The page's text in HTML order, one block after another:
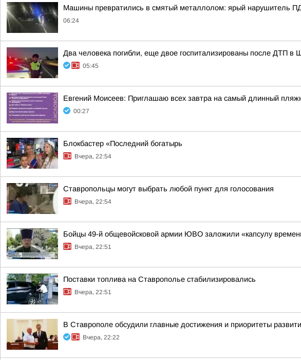
Машины превратились в смятый металлолом: ярый нарушитель
06:24
Два человека погибли, еще двое госпитализированы после ДТП в
05:45
Евгений Моисеев: Приглашаю всех завтра на самый длинный
00:27
Блокбастер «Последний богатырь
Вчера, 22:54
Ставропольцы могут выбрать любой пункт для голосования
Вчера, 22:54
Бойцы 49-й общевойсковой армии ЮВО заложили «капсулу
Вчера, 22:51
Поставки топлива на Ставрополье стабилизировались
Вчера, 22:51
В Ставрополе обсудили главные достижения и приоритеты
Вчера, 22:22